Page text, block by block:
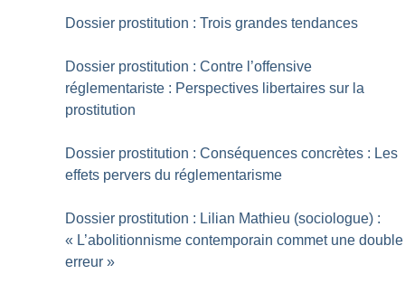
Dossier prostitution : Trois grandes tendances
Dossier prostitution : Contre l’offensive
réglementariste : Perspectives libertaires sur la
prostitution
Dossier prostitution : Conséquences concrètes : Les
effets pervers du réglementarisme
Dossier prostitution : Lilian Mathieu (sociologue) :
« L’abolitionnisme contemporain commet une double
erreur »